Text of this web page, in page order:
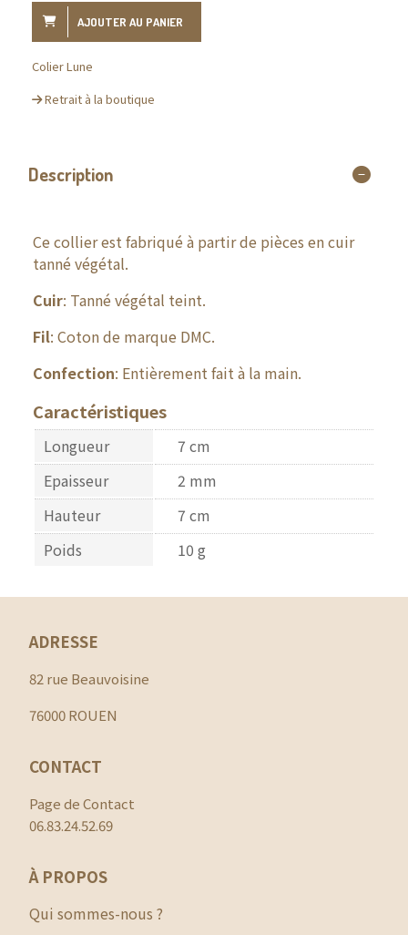
AJOUTER AU PANIER
Colier Lune
Retrait à la boutique
Description
Ce collier est fabriqué à partir de pièces en cuir
tanné végétal.
Cuir: Tanné végétal teint.
Fil: Coton de marque DMC.
Confection: Entièrement fait à la main.
Caractéristiques
Longueur
7 cm
Epaisseur
2 mm
Hauteur
7 cm
Poids
10 g
ADRESSE
82 rue Beauvoisine
76000 ROUEN
CONTACT
Page de Contact
06.83.24.52.69
À PROPOS
Qui sommes-nous ?